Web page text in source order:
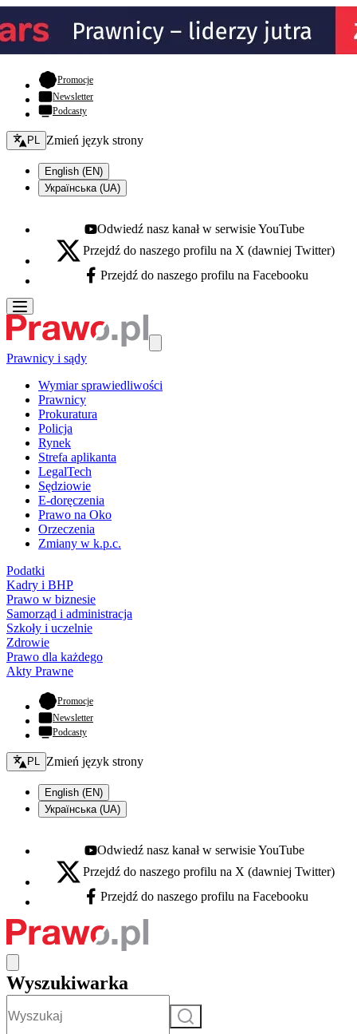
Promocje- otwiera się w nowej karcie
Newsletter
Podcasty
Zmień język - bieżący:
PL Zmień język strony
English (EN)
Українська (UA)
Youtube - otwiera się w nowej karcie
Odwiedź nasz kanał w serwisie YouTube
X - otwiera się w nowej karcie
Przejdź do naszego profilu na X (dawniej Twitter)
Facebook - otwiera się w nowej karcie
Przejdź do naszego profilu na Facebooku
Prawnicy i sądy
Wymiar sprawiedliwości
Prawnicy
Prokuratura
Policja
Rynek
Strefa aplikanta
LegalTech
Sędziowie
E-doręczenia
Prawo na Oko
Orzeczenia
Zmiany w k.p.c.
Podatki
Kadry i BHP
Prawo w biznesie
Samorząd i administracja
Szkoły i uczelnie
Zdrowie
Prawo dla każdego
Akty Prawne
Promocje- otwiera się w nowej karcie
Newsletter
Podcasty
Zmień język - bieżący:
PL Zmień język strony
English (EN)
Українська (UA)
Youtube - otwiera się w nowej karcie
Odwiedź nasz kanał w serwisie YouTube
X - otwiera się w nowej karcie
Przejdź do naszego profilu na X (dawniej Twitter)
Facebook - otwiera się w nowej karcie
Przejdź do naszego profilu na Facebooku
Wyszukiwarka
Szukaj